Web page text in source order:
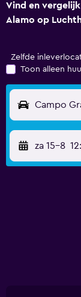
Vind en
Alamo op
Zelfde
Toon alleen
za 15-8